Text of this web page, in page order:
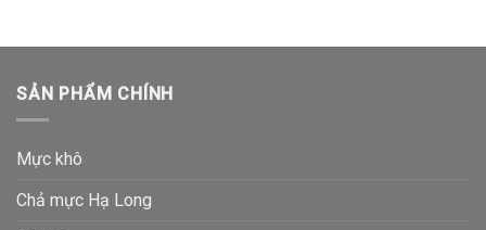
SẢN PHẨM CHÍNH
Mực khô
Chả mực Hạ Long